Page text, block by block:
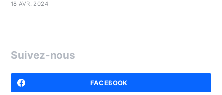
18 AVR. 2024
Suivez-nous
FACEBOOK